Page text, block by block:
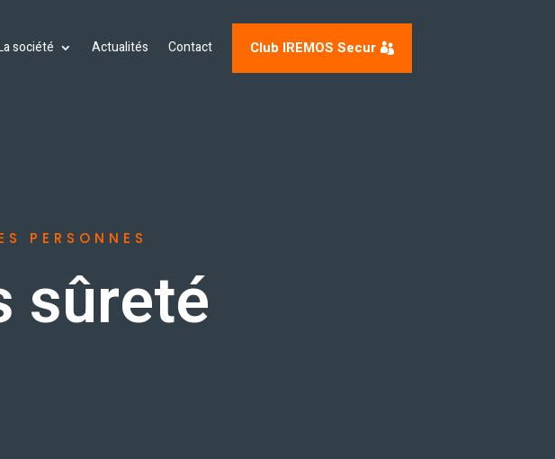
société Actualités Contact Club IREMOS Secur
PERSONNES
sûreté